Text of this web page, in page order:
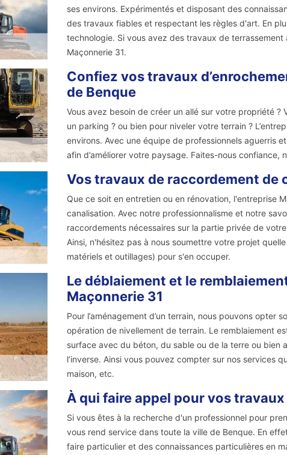
ses environs. Expérimentés et disposant des
des travaux fiables et respectant les règles d'art. En
technologie. Si vous avez des travaux de
Maçonnerie 31.
Confiez vos travaux
de Benque
Vous avez besoin de créer un allé sur votre propriété ?
un parking ? ou bien pour niveler votre terrain ?
environs. Avec une équipe de professionnels aguerris
afin d’améliorer votre paysage. Faites-nous
Vos travaux de raccordement de
Que ce soit en entretien ou en rénovation, l'entreprise
canalisation. Avec notre professionnalisme et notre
raccordements nécessaires sur la partie privée de
Ainsi, n'hésitez pas à nous soumettre votre projet
matériels et outillages) pour s'en occuper.
Le déblaiement et le
Maçonnerie 31
Pour l’aménagement d’un terrain, nous pouvons opter
opération de nivellement de terrain. Le remblaiement
surface avec du béton, du sable ou de la terre ou bien
l’inverse. Ainsi vous pouvez compter sur nos services
maison, etc.
À qui faire appel pour vos
Si vous êtes à la recherche d'un professionnel pour
vous rend service dans toute la ville de Benque. En
faire particulier et des connaissances particulières en